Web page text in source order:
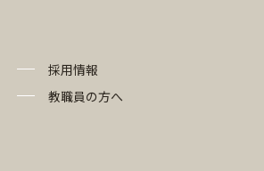
採用情報
教職員の方へ